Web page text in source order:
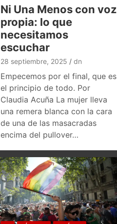
Ni Una Menos con voz
propia: lo que
necesitamos
escuchar
28 septiembre, 2025 dn
Empecemos por el final, que es
el principio de todo. Por
Claudia Acuña La mujer lleva
una remera blanca con la cara
de una de las masacradas
encima del pullover…